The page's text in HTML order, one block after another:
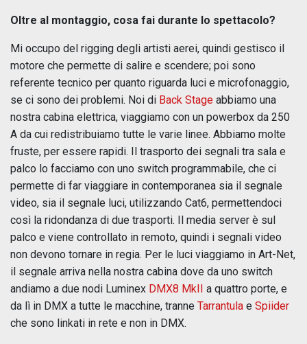
Oltre al montaggio, cosa fai durante lo spettacolo?
Mi occupo del rigging degli artisti aerei, quindi gestisco il
motore che permette di salire e scendere; poi sono
referente tecnico per quanto riguarda luci e microfonaggio,
se ci sono dei problemi. Noi di Back Stage abbiamo una
nostra cabina elettrica, viaggiamo con un powerbox da 250
A da cui redistribuiamo tutte le varie linee. Abbiamo molte
fruste, per essere rapidi. Il trasporto dei segnali tra sala e
palco lo facciamo con uno switch programmabile, che ci
permette di far viaggiare in contemporanea sia il segnale
video, sia il segnale luci, utilizzando Cat6, permettendoci
così la ridondanza di due trasporti. Il media server è sul
palco e viene controllato in remoto, quindi i segnali video
non devono tornare in regia. Per le luci viaggiamo in Art-Net,
il segnale arriva nella nostra cabina dove da uno switch
andiamo a due nodi Luminex DMX8 MkII
a quattro porte, e
da lì in DMX a tutte le macchine, tranne Tarrantula e Spiider
che sono linkati in rete e non in DMX.